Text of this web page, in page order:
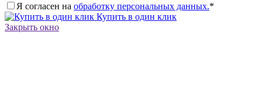
Я согласен на обработку персональных данных.*
Купить в один клик
Закрыть окно